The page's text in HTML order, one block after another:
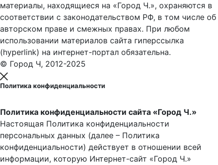
материалы, находящиеся на «Город Ч.», охраняются в
соответствии с законодательством РФ, в том числе об
авторском праве и смежных правах. При любом
использовании материалов сайта гиперссылка
(hyperlink) на интернет-портал обязательна.
© Город Ч, 2012-2025
Политика конфиденциальности
Политика конфиденциальности сайта «Город Ч.»
Настоящая Политика конфиденциальности
персональных данных (далее – Политика
конфиденциальности) действует в отношении всей
информации, которую Интернет-сайт «Город Ч.»